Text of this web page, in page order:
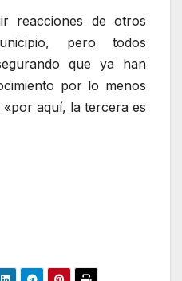
reacciones de otros
pero todos
que ya han
por lo menos
aquí, la tercera es